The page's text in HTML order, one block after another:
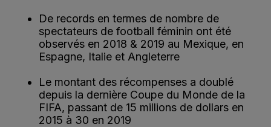
De records en termes de nombre de
spectateurs de football féminin ont été
observés en 2018 & 2019 au Mexique, en
Espagne, Italie et Angleterre
Le montant des récompenses a doublé
depuis la dernière Coupe du Monde de la
FIFA, passant de 15 millions de dollars en
2015 à 30 en 2019